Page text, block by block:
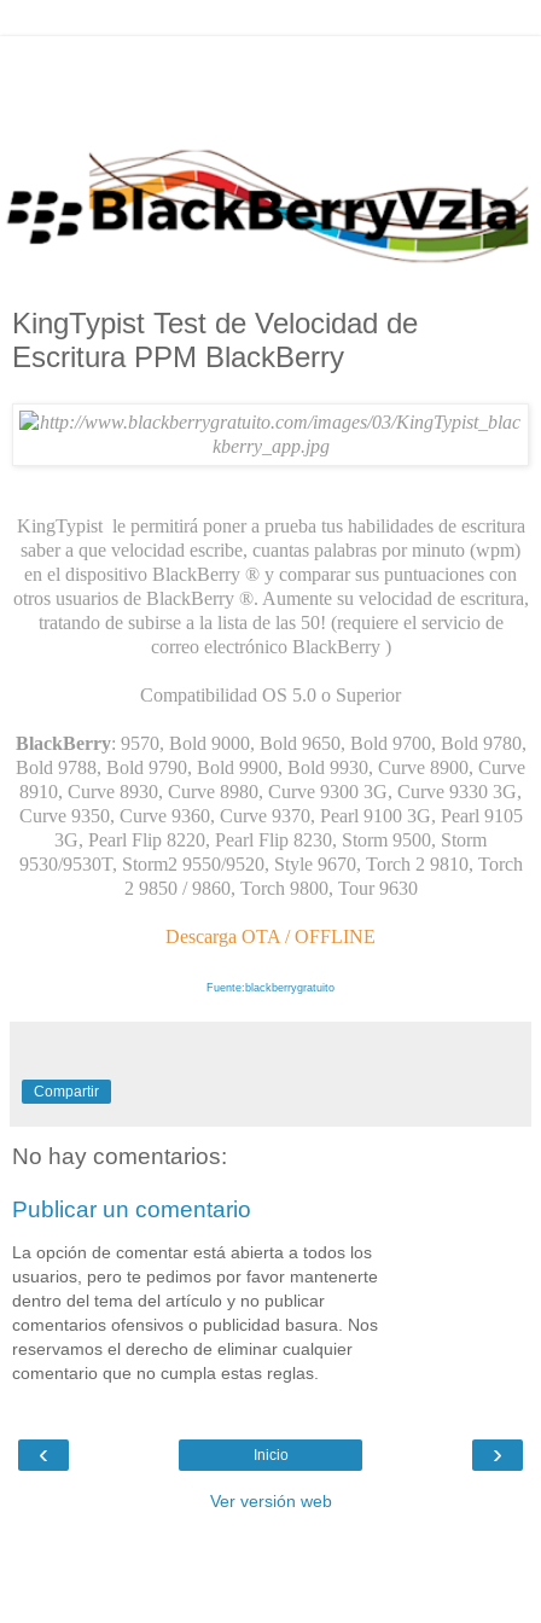
KingTypist Test de Velocidad de
Escritura PPM BlackBerry
KingTypist le permitirá poner a prueba tus habilidades de escritura
saber a que velocidad escribe, cuantas palabras por minuto (wpm)
en el dispositivo BlackBerry ® y comparar sus puntuaciones con
otros usuarios de BlackBerry ®. Aumente su velocidad de escritura,
tratando de subirse a la lista de las 50! (requiere el servicio de
correo electrónico BlackBerry )
Compatibilidad OS 5.0 o Superior
BlackBerry: 9570, Bold 9000, Bold 9650, Bold 9700, Bold 9780,
Bold 9788, Bold 9790, Bold 9900, Bold 9930, Curve 8900, Curve
8910, Curve 8930, Curve 8980, Curve 9300 3G, Curve 9330 3G,
Curve 9350, Curve 9360, Curve 9370, Pearl 9100 3G, Pearl 9105
3G, Pearl Flip 8220, Pearl Flip 8230, Storm 9500, Storm
9530/9530T, Storm2 9550/9520, Style 9670, Torch 2 9810, Torch
2 9850 / 9860, Torch 9800, Tour 9630
Descarga OTA /OFFLINE
Fuente:blackberrygratuito
Compartir
No hay comentarios:
Publicar un comentario
La opción de comentar está abierta a todos los
usuarios, pero te pedimos por favor mantenerte
dentro del tema del artículo y no publicar
comentarios ofensivos o publicidad basura. Nos
reservamos el derecho de eliminar cualquier
comentario que no cumpla estas reglas.
‹ ›
Inicio
Ver versión web